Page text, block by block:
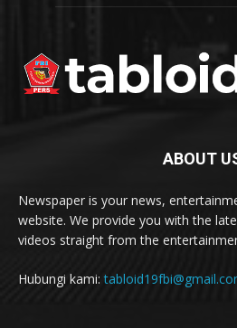
ABOUT
Newspaper is your news,
website. We provide you with the
videos straight from the
Hubungi kami: